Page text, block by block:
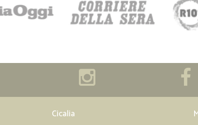
Cicalia